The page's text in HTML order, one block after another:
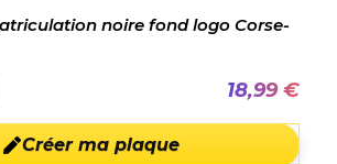
noire fond logo Corse-
18,99 €
Créer ma plaque